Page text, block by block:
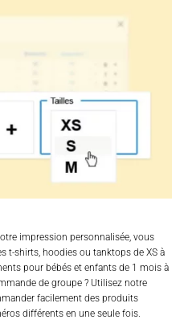
impression personnalisée, vous
t-shirts, hoodies ou tanktops de XS à
pour bébés et enfants de 1 mois à
de groupe ? Utilisez notre
facilement des produits
différents en une seule fois.